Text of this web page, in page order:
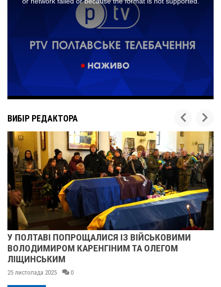
ВИБІР РЕДАКТОРА
У ПОЛТАВІ ПОПРОЩАЛИСЯ ІЗ ВІЙСЬКОВИМИ
ВОЛОДИМИРОМ КАРЕНГІНИМ ТА ОЛЕГОМ
ЛІЩИНСЬКИМ
25 листопада 2025 0